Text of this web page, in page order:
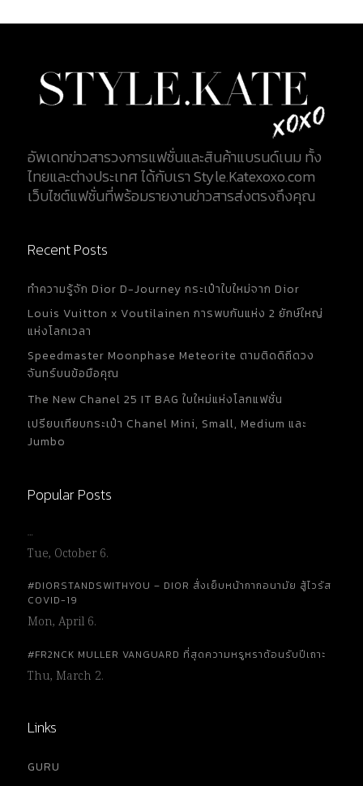
อัพเดทข่าวสารวงการแฟชั่นและสินค้าแบรนด์เนม ทั้ง
ไทยและต่างประเทศ ได้กับเรา Style.Katexoxo.com
เว็บไซต์แฟชั่นที่พร้อมรายงานข่าวสารส่งตรงถึงคุณ
Recent Posts
ทำความรู้จัก Dior D-Journey กระเป๋าใบใหม่จาก Dior
Louis Vuitton x Voutilainen การพบกันแห่ง 2 ยักษ์ใหญ่
แห่งโลกเวลา
Speedmaster Moonphase Meteorite ตามติดดิถีดวง
จันทร์บนข้อมือคุณ
The New Chanel 25 IT BAG ใบใหม่แห่งโลกแฟชั่น
เปรียบเทียบกระเป๋า Chanel Mini, Small, Medium และ
Jumbo
Popular Posts
…
Tue, October 6.
#DIORSTANDSWITHYOU – DIOR สั่งเย็บหน้ากากอนามัย สู้ไวรัส
COVID-19
Mon, April 6.
#FR2NCK MULLER VANGUARD ที่สุดความหรูหราต้อนรับปีเถาะ
Thu, March 2.
Links
GURU